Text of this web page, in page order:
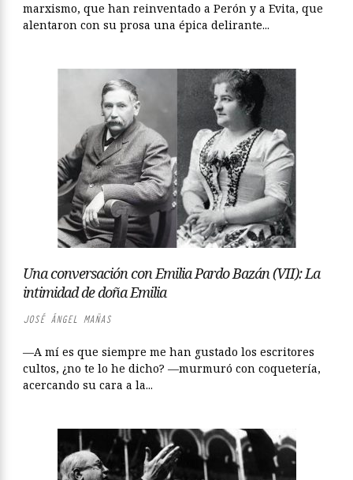
marxismo, que han reinventado a Perón y a Evita, que
alentaron con su prosa una épica delirante...
Una conversación con Emilia Pardo Bazán (VII): La
intimidad de doña Emilia
JOSÉ ÁNGEL MAÑAS
—A mí es que siempre me han gustado los escritores
cultos, ¿no te lo he dicho? —murmuró con coquetería,
acercando su cara a la...